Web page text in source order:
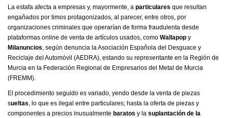
La estafa afecta a empresas y, mayormente, a particulares que resultan
engañados por timos protagonizados, al parecer, entre otros, por
organizaciones criminales que operarían de forma fraudulenta desde
plataformas online de venta de artículos usados, como Wallapop y
Milanuncios, según denuncia la Asociación Española del Desguace y
Reciclaje del Automóvil (AEDRA), estando su representante en la Región de
Murcia en la Federación Regional de Empresarios del Metal de Murcia
(FREMM).
El procedimiento seguido es variado, yendo desde la venta de piezas
sueltas, lo que es ilegal entre particulares; hasta la oferta de piezas y
componentes a precios inusualmente baratos y la suplantación de la